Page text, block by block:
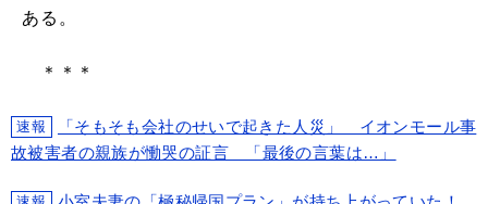
ある。
＊＊＊
速報
「そもそも会社のせいで起きた人災」 イオンモール事
故被害者の親族が慟哭の証言 「最後の言葉は…」